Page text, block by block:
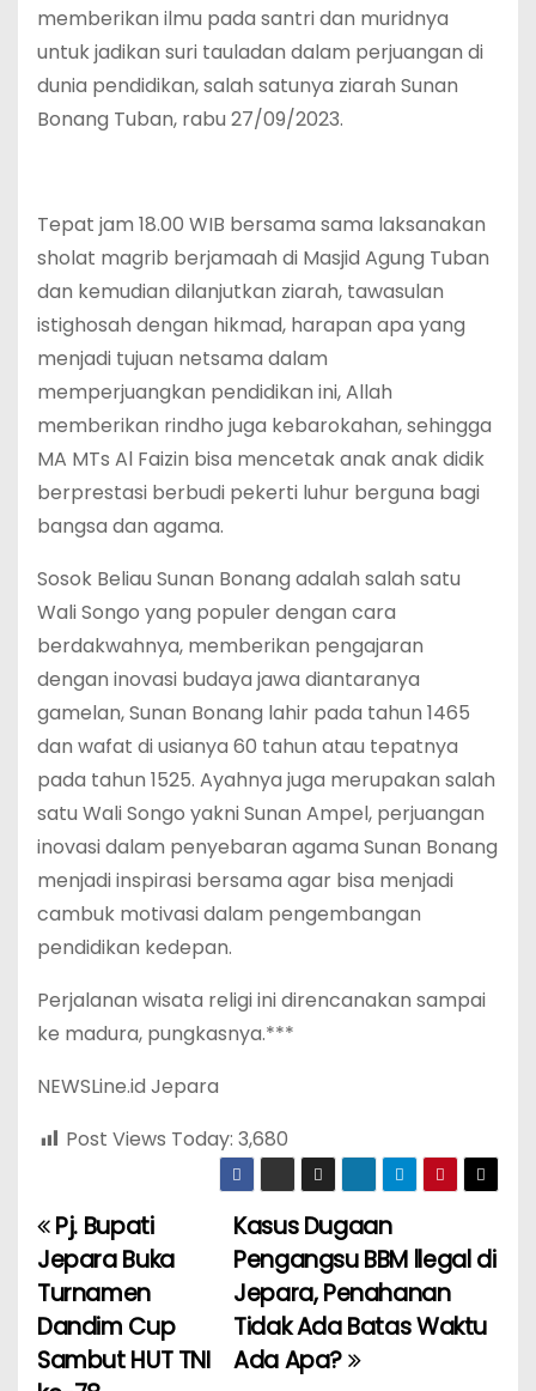
memberikan ilmu pada santri dan muridnya
untuk jadikan suri tauladan dalam perjuangan di
dunia pendidikan, salah satunya ziarah Sunan
Bonang Tuban, rabu 27/09/2023.
Tepat jam 18.00 WIB bersama sama laksanakan
sholat magrib berjamaah di Masjid Agung Tuban
dan kemudian dilanjutkan ziarah, tawasulan
istighosah dengan hikmad, harapan apa yang
menjadi tujuan netsama dalam
memperjuangkan pendidikan ini, Allah
memberikan rindho juga kebarokahan, sehingga
MA MTs Al Faizin bisa mencetak anak anak didik
berprestasi berbudi pekerti luhur berguna bagi
bangsa dan agama.
Sosok Beliau Sunan Bonang adalah salah satu
Wali Songo yang populer dengan cara
berdakwahnya, memberikan pengajaran
dengan inovasi budaya jawa diantaranya
gamelan, Sunan Bonang lahir pada tahun 1465
dan wafat di usianya 60 tahun atau tepatnya
pada tahun 1525. Ayahnya juga merupakan salah
satu Wali Songo yakni Sunan Ampel, perjuangan
inovasi dalam penyebaran agama Sunan Bonang
menjadi inspirasi bersama agar bisa menjadi
cambuk motivasi dalam pengembangan
pendidikan kedepan.
Perjalanan wisata religi ini direncanakan sampai
ke madura, pungkasnya.***
NEWSLine.id Jepara
Post Views Today: 3,680
P
o
s
Kasus Dugaan
Pengangsu BBM llegal di
Jepara, Penahanan
Tidak Ada Batas Waktu
Ada Apa?
Pj. Bupati
Jepara Buka
Turnamen
Dandim Cup
Sambut HUT TNI